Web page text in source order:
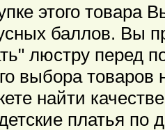
этого товара
баллов. Вы
люстру перед
выбора товаров
найти
платья по